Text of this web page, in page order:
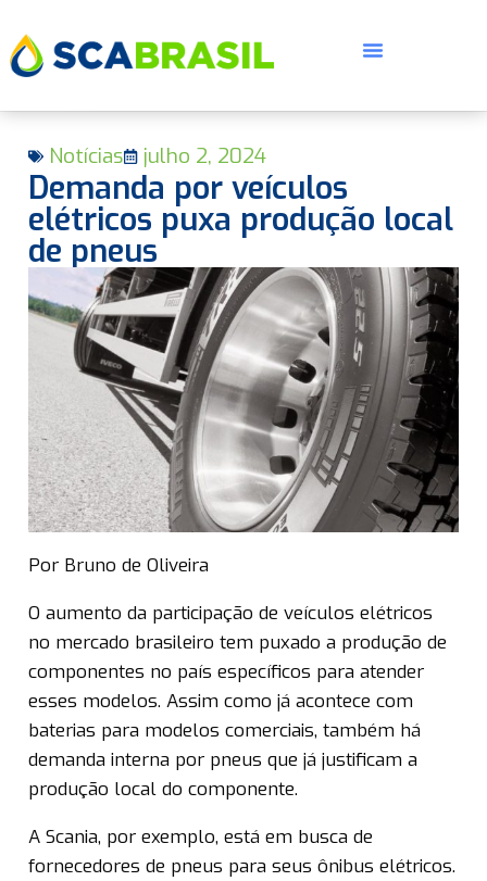
Notícias julho 2, 2024
Demanda por veículos
elétricos puxa produção local
de pneus
Por Bruno de Oliveira
O aumento da participação de veículos elétricos
no mercado brasileiro tem puxado a produção de
componentes no país específicos para atender
esses modelos. Assim como já acontece com
baterias para modelos comerciais, também há
demanda interna por pneus que já justificam a
produção local do componente.
A Scania, por exemplo, está em busca de
fornecedores de pneus para seus ônibus elétricos.